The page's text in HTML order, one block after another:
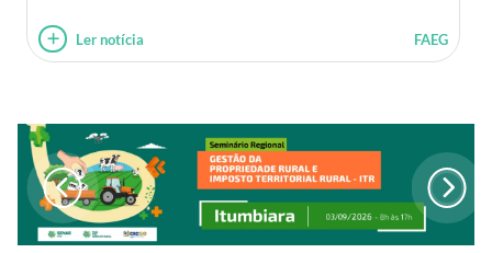
Ler notícia FAEG